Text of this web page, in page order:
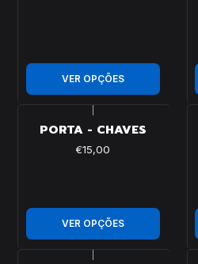
VER OPÇÕES
PORTA - CHAVES
€15,00
VER OPÇÕES